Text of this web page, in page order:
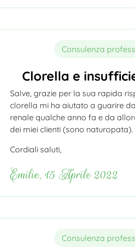
Consulenza
Clorella e
Salve, grazie per la sua rapida
clorella mi ha aiutato a guarire
renale qualche anno fa e da
dei miei clienti (sono naturopata).
Cordiali saluti,
Emilie, 15 Aprile 2022
Consulenza